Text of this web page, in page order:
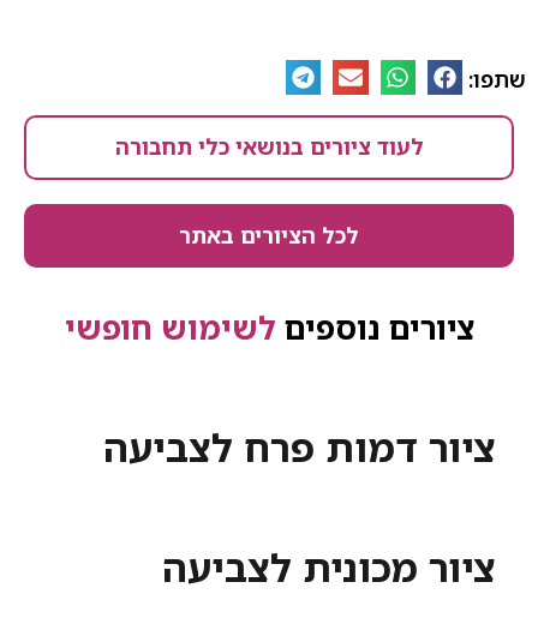
שתפו:
לעוד ציורים בנושאי כלי תחבורה
לכל הציורים באתר
ציורים נוספים לשימוש חופשי
ציור דמות פרח לצביעה
ציור מכונית לצביעה